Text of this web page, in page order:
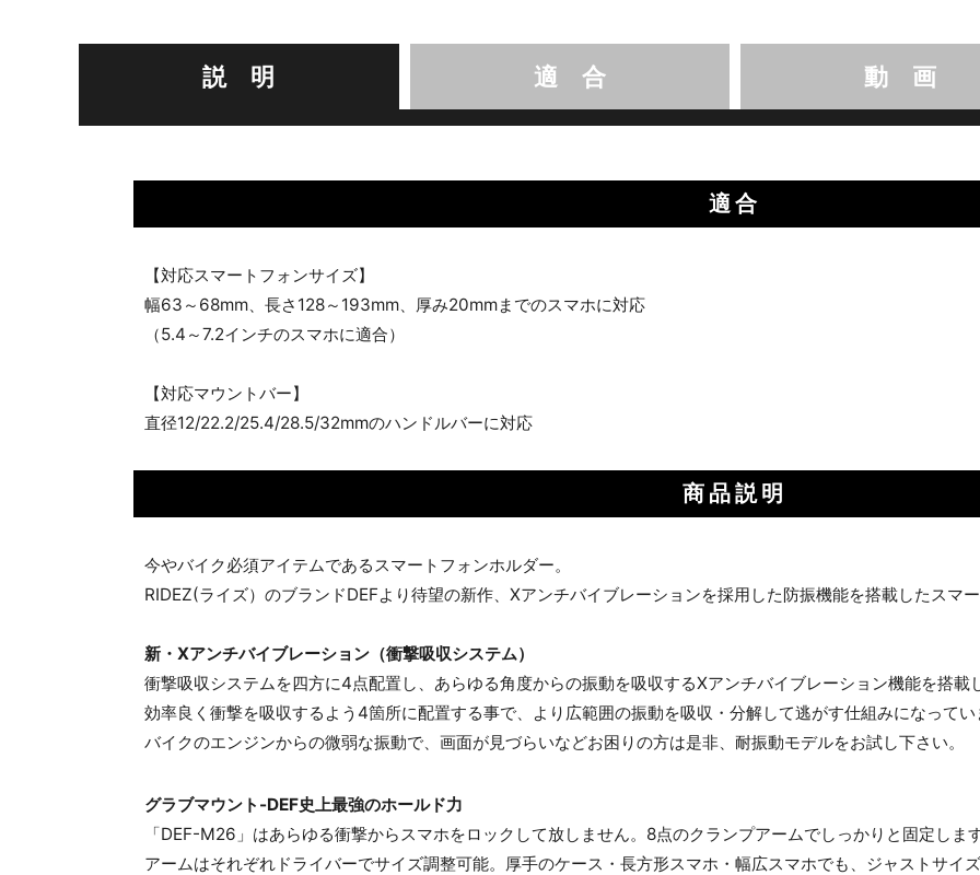
説 明 適 合 動 画
適合
【対応スマートフォンサイズ】
幅63～68mm、長さ128～193mm、厚み20mmまでのスマホに対応
（5.4～7.2インチのスマホに適合）
【対応マウントバー】
直径12/22.2/25.4/28.5/32mmのハンドルバーに対応
商品説明
今やバイク必須アイテムであるスマートフォンホルダー。
RIDEZ(ライズ）のブランドDEFより待望の新作、Xアンチバイブレーションを採用した防振機能を搭載したスマ
新・Xアンチバイブレーション（衝撃吸収システム）
衝撃吸収システムを四方に4点配置し、あらゆる角度からの振動を吸収するXアンチバイブレーション機能を搭載
効率良く衝撃を吸収するよう4箇所に配置する事で、より広範囲の振動を吸収・分解して逃がす仕組みになってい
バイクのエンジンからの微弱な振動で、画面が見づらいなどお困りの方は是非、耐振動モデルをお試し下さい。
グラブマウント-DEF史上最強のホールド力
「DEF-M26」はあらゆる衝撃からスマホをロックして放しません。8点のクランプアームでしっかりと固定しま
アームはそれぞれドライバーでサイズ調整可能。厚手のケース・長方形スマホ・幅広スマホでも、ジャストサイ